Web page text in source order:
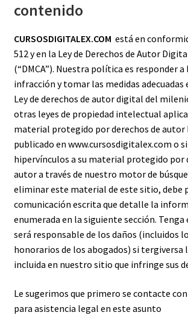
CONTACTO
contenido
CURSOSDIGITALEX.COM está en
512 y en la Ley de Derechos de Autor
(“DMCA”). Nuestra política es responder a
infracción y tomar las medidas adecuadas
Ley de derechos de autor digital del
otras leyes de propiedad intelectual
material protegido por derechos de autor
publicado en www.cursosdigitalex.com o
hipervínculos a su material protegido por
autor a través de nuestro motor de
eliminar este material de este sitio, debe
comunicación escrita que detalle la
enumerada en la siguiente sección. Tenga
será responsable de los daños (incluidos
honorarios de los abogados) si
incluida en nuestro sitio que infringe sus
Le sugerimos que primero se contacte
para asistencia legal en este asunto